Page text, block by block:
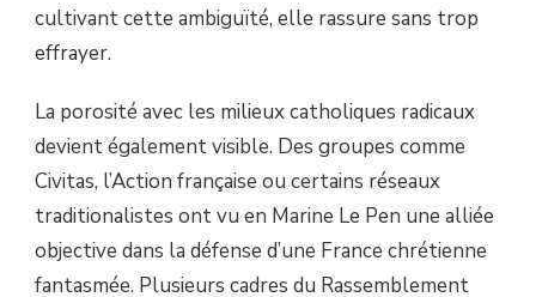
cultivant cette ambiguïté, elle rassure sans trop
effrayer.
La porosité avec les milieux catholiques radicaux
devient également visible. Des groupes comme
Civitas, l’Action française ou certains réseaux
traditionalistes ont vu en Marine Le Pen une alliée
objective dans la défense d’une France chrétienne
fantasmée. Plusieurs cadres du Rassemblement